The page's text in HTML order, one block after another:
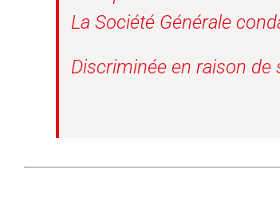
La Société Générale
Discriminée en raison